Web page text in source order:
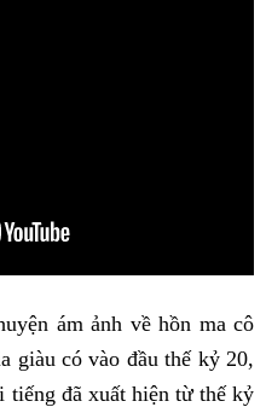
ám ảnh về hồn ma cô
giàu có vào đầu thế kỷ 20,
tiếng đã xuất hiện từ thế kỷ